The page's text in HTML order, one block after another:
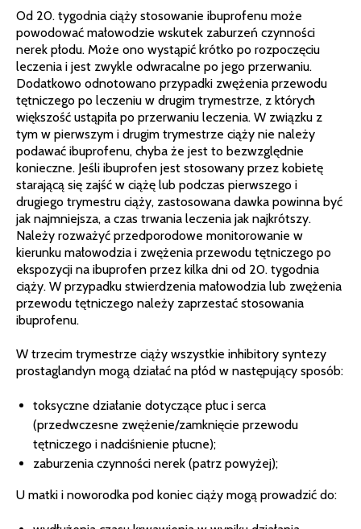
Od 20. tygodnia ciąży stosowanie ibuprofenu może
powodować małowodzie wskutek zaburzeń czynności
nerek płodu. Może ono wystąpić krótko po rozpoczęciu
leczenia i jest zwykle odwracalne po jego przerwaniu.
Dodatkowo odnotowano przypadki zwężenia przewodu
tętniczego po leczeniu w drugim trymestrze, z których
większość ustąpiła po przerwaniu leczenia. W związku z
tym w pierwszym i drugim trymestrze ciąży nie należy
podawać ibuprofenu, chyba że jest to bezwzględnie
konieczne. Jeśli ibuprofen jest stosowany przez kobietę
starającą się zajść w ciążę lub podczas pierwszego i
drugiego trymestru ciąży, zastosowana dawka powinna być
jak najmniejsza, a czas trwania leczenia jak najkrótszy.
Należy rozważyć przedporodowe monitorowanie w
kierunku małowodzia i zwężenia przewodu tętniczego po
ekspozycji na ibuprofen przez kilka dni od 20. tygodnia
ciąży. W przypadku stwierdzenia małowodzia lub zwężenia
przewodu tętniczego należy zaprzestać stosowania
ibuprofenu.
W trzecim trymestrze ciąży wszystkie inhibitory syntezy
prostaglandyn mogą działać na płód w następujący sposób:
toksyczne działanie dotyczące płuc i serca
(przedwczesne zwężenie/zamknięcie przewodu
tętniczego i nadciśnienie płucne);
zaburzenia czynności nerek (patrz powyżej);
U matki i noworodka pod koniec ciąży mogą prowadzić do: